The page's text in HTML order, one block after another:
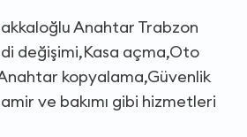
Anahtar Trabzon
değişimi,Kasa açma,Oto
kopyalama,Güvenlik
ve bakımı gibi hizmetleri